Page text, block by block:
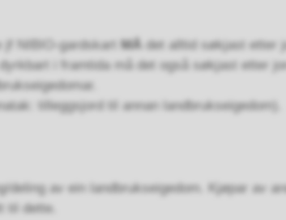
jf NIBIO-gardskart MÅ
det alltid søkjast etter
i framtida må det også søkjast etter
tilleggsjord til annan landbrukseigedom).
deling av ein landbrukseigedom. Kjøpar av
til dette.